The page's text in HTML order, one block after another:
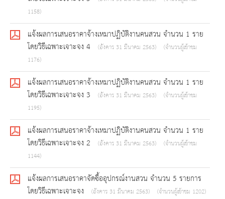
1158)
แจ้งผลการเสนอราคาจ้างเหมาปฏิบัติงานคนสวน จำนวน 1 ราย
โดยวิธีเฉพาะเจาะจง 4
(อังคาร 31 มีนาคม 2563)
(จำนวนผู้เข้าชม
1176)
แจ้งผลการเสนอราคาจ้างเหมาปฏิบัติงานคนสวน จำนวน 1 ราย
โดยวิธีเฉพาะเจาะจง 3
(อังคาร 31 มีนาคม 2563)
(จำนวนผู้เข้าชม
1195)
แจ้งผลการเสนอราคาจ้างเหมาปฏิบัติงานคนสวน จำนวน 1 ราย
โดยวิธีเฉพาะเจาะจง 2
(อังคาร 31 มีนาคม 2563)
(จำนวนผู้เข้าชม
1144)
แจ้งผลการเสนอราคาจัดซื้ออุปกรณ์งานสวน จำนวน 5 รายการ
โดยวิธีเฉพาะเจาะจง
(อังคาร 31 มีนาคม 2563) (จำนวนผู้เข้าชม 1202)